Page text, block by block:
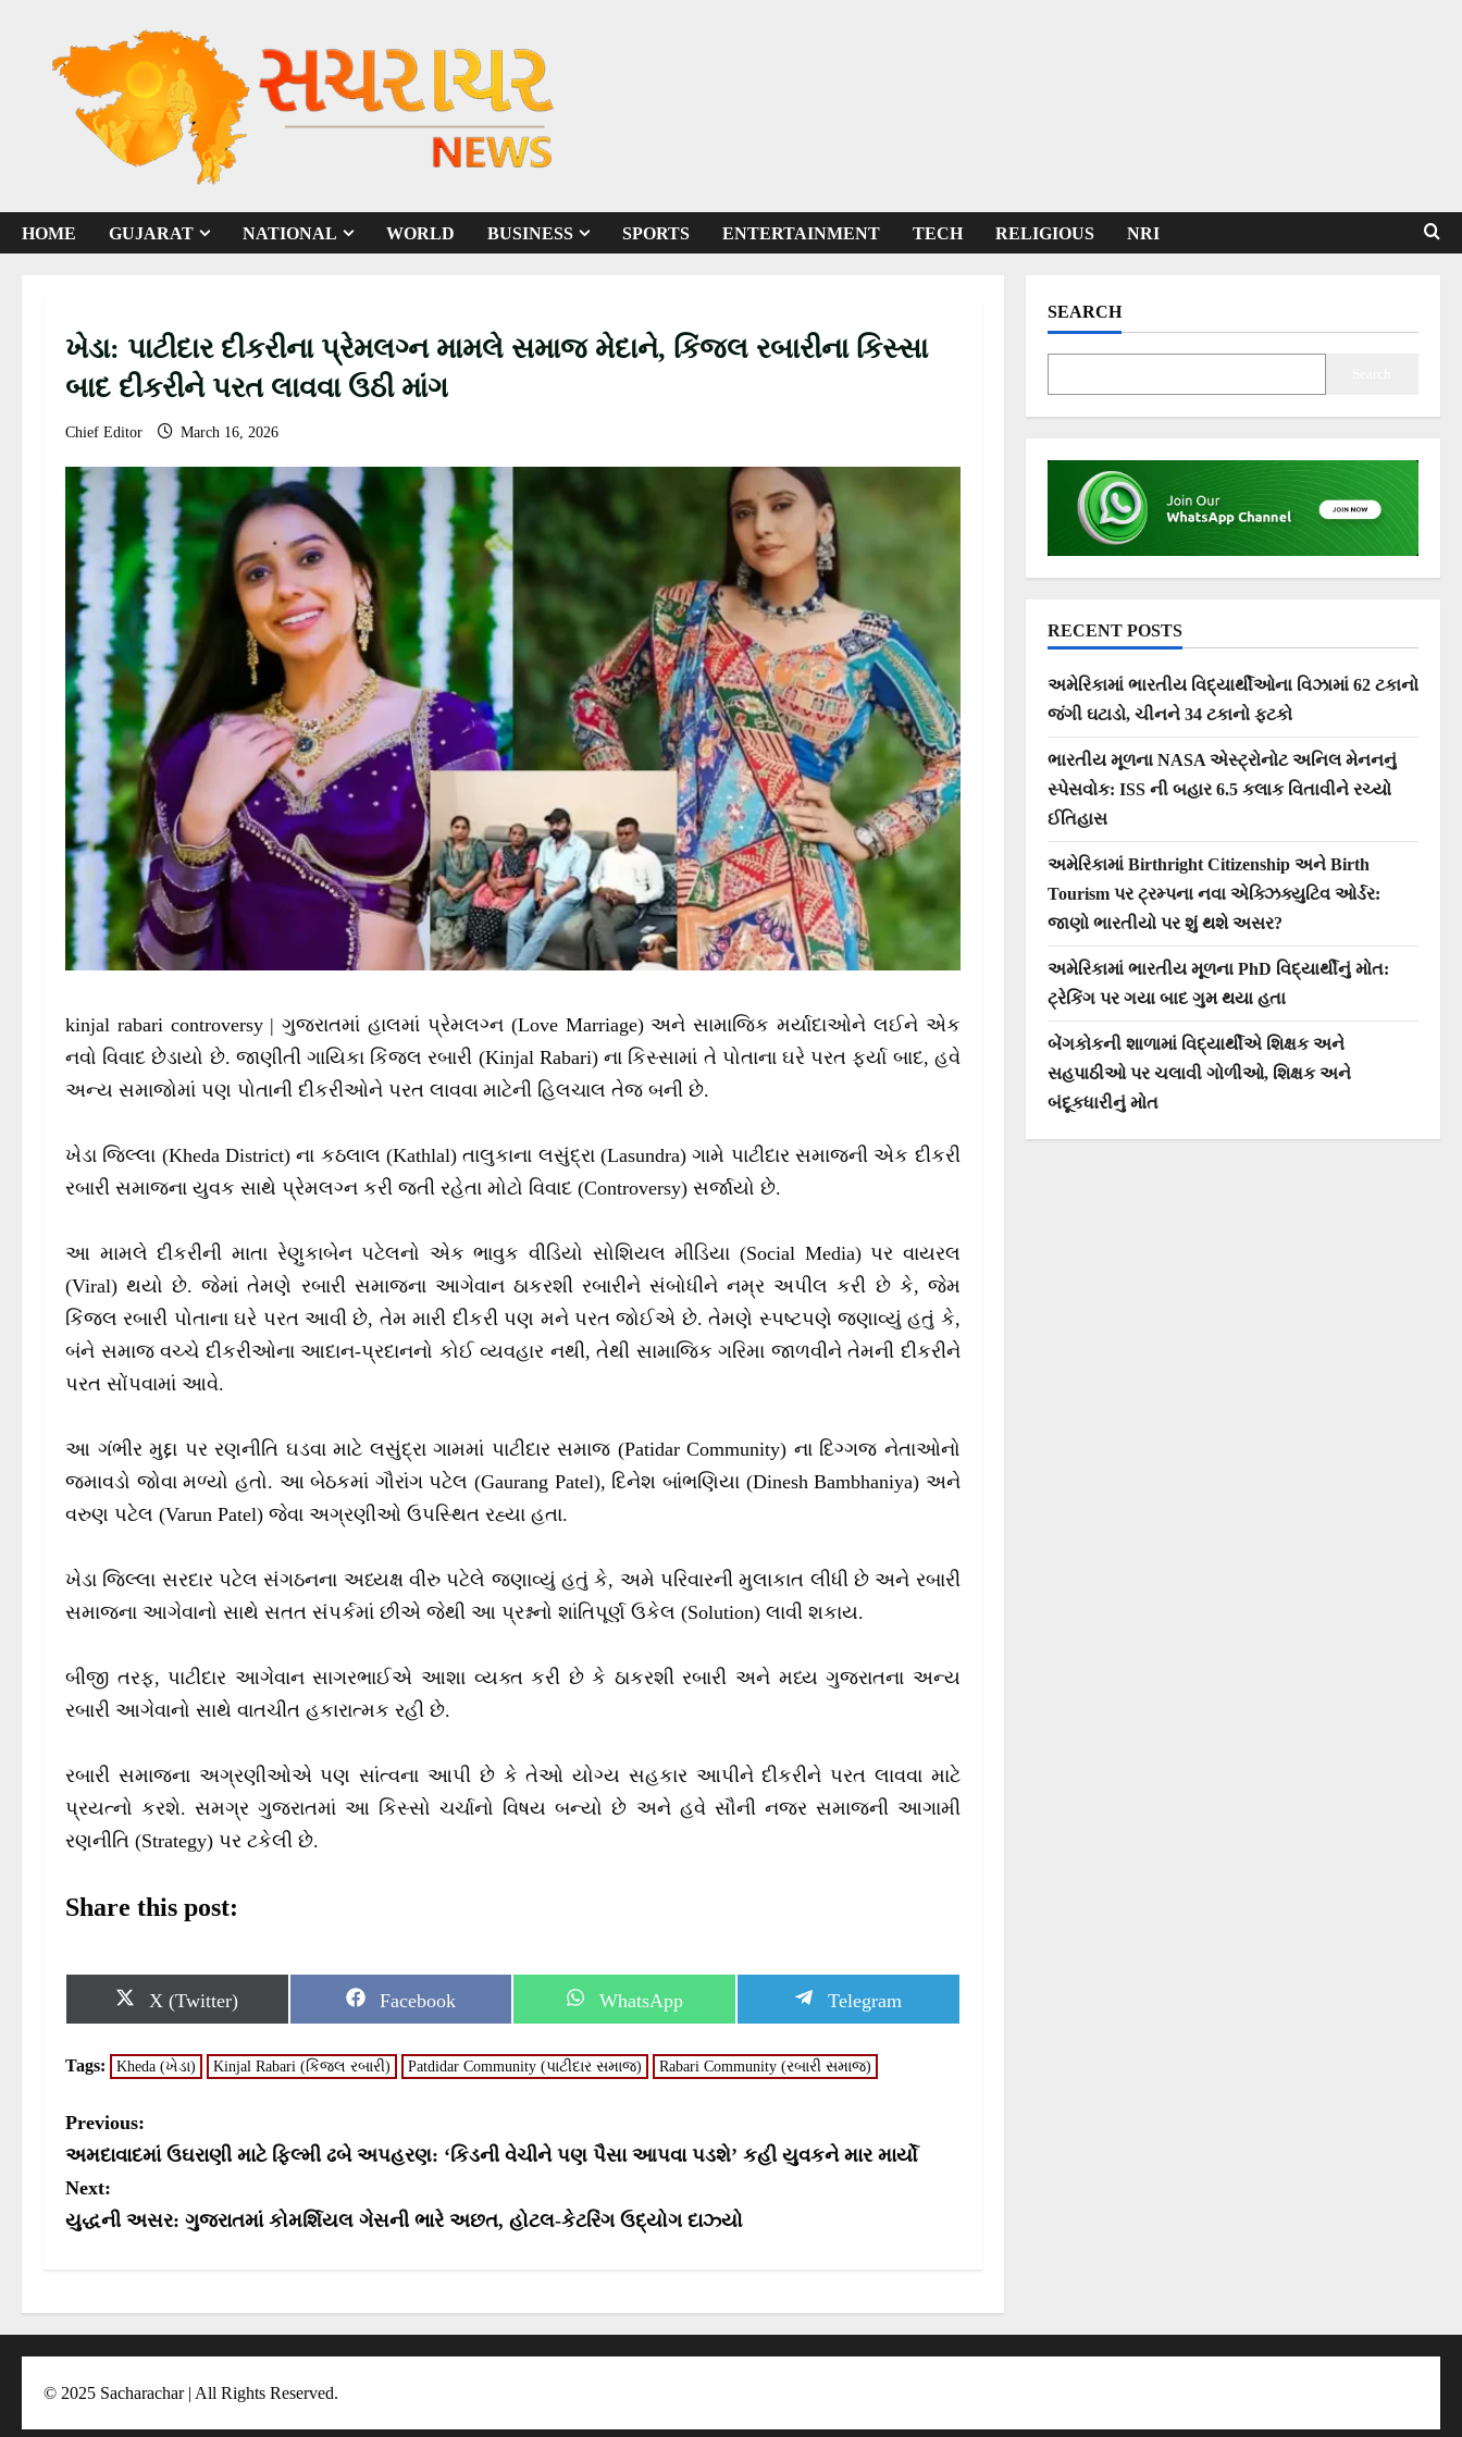
HOME GUJARAT NATIONAL WORLD BUSINESS SPORTS ENTERTAINMENT TECH RELIGIOUS NRI
ખેડા: પાટીદાર દીકરીના પ્રેમલગ્ન મામલે સમાજ મેદાને, કિંજલ રબારીના કિસ્સા
બાદ દીકરીને પરત લાવવા ઉઠી માંગ
Chief Editor March 16, 2026
kinjal rabari controversy | ગુજરાતમાં હાલમાં પ્રેમલગ્ન (Love Marriage) અને સામાજિક મર્યાદાઓને લઈને એક
નવો વિવાદ છેડાયો છે. જાણીતી ગાયિકા કિંજલ રબારી (Kinjal Rabari) ના કિસ્સામાં તે પોતાના ઘરે પરત ફર્યા બાદ, હવે
અન્ય સમાજોમાં પણ પોતાની દીકરીઓને પરત લાવવા માટેની હિલચાલ તેજ બની છે.
ખેડા જિલ્લા (Kheda District) ના કઠલાલ (Kathlal) તાલુકાના લસુંદ્રા (Lasundra) ગામે પાટીદાર સમાજની એક દીકરી
રબારી સમાજના યુવક સાથે પ્રેમલગ્ન કરી જતી રહેતા મોટો વિવાદ (Controversy) સર્જાયો છે.
આ મામલે દીકરીની માતા રેણુકાબેન પટેલનો એક ભાવુક વીડિયો સોશિયલ મીડિયા (Social Media) પર વાયરલ
(Viral) થયો છે. જેમાં તેમણે રબારી સમાજના આગેવાન ઠાકરશી રબારીને સંબોધીને નમ્ર અપીલ કરી છે કે, જેમ
કિંજલ રબારી પોતાના ઘરે પરત આવી છે, તેમ મારી દીકરી પણ મને પરત જોઈએ છે. તેમણે સ્પષ્ટપણે જણાવ્યું હતું કે,
બંને સમાજ વચ્ચે દીકરીઓના આદાન-પ્રદાનનો કોઈ વ્યવહાર નથી, તેથી સામાજિક ગરિમા જાળવીને તેમની દીકરીને
પરત સોંપવામાં આવે.
આ ગંભીર મુદ્દા પર રણનીતિ ઘડવા માટે લસુંદ્રા ગામમાં પાટીદાર સમાજ (Patidar Community) ના દિગ્ગજ નેતાઓનો
જમાવડો જોવા મળ્યો હતો. આ બેઠકમાં ગૌરાંગ પટેલ (Gaurang Patel), દિનેશ બાંભણિયા (Dinesh Bambhaniya) અને
વરુણ પટેલ (Varun Patel) જેવા અગ્રણીઓ ઉપસ્થિત રહ્યા હતા.
ખેડા જિલ્લા સરદાર પટેલ સંગઠનના અધ્યક્ષ વીરુ પટેલે જણાવ્યું હતું કે, અમે પરિવારની મુલાકાત લીધી છે અને રબારી
સમાજના આગેવાનો સાથે સતત સંપર્કમાં છીએ જેથી આ પ્રશ્નનો શાંતિપૂર્ણ ઉકેલ (Solution) લાવી શકાય.
બીજી તરફ, પાટીદાર આગેવાન સાગરભાઈએ આશા વ્યક્ત કરી છે કે ઠાકરશી રબારી અને મધ્ય ગુજરાતના અન્ય
રબારી આગેવાનો સાથે વાતચીત હકારાત્મક રહી છે.
રબારી સમાજના અગ્રણીઓએ પણ સાંત્વના આપી છે કે તેઓ યોગ્ય સહકાર આપીને દીકરીને પરત લાવવા માટે
પ્રયત્નો કરશે. સમગ્ર ગુજરાતમાં આ કિસ્સો ચર્ચાનો વિષય બન્યો છે અને હવે સૌની નજર સમાજની આગામી
રણનીતિ (Strategy) પર ટકેલી છે.
Share this post:
S
r
e
X (Twitter)
S
r
e
Facebook
S
r
e
WhatsApp
S
r
e
Telegram
Tags: Kheda (ખેડા) Kinjal Rabari (કિંજલ રબારી) Patdidar Community (પાટીદાર સમાજ) Rabari Community (રબારી સમાજ)
P
o
s
t
v
g
Previous:
અમદાવાદમાં ઉઘરાણી માટે ફિલ્મી ઢબે અપહરણ: ‘કિડની વેચીને પણ પૈસા આપવા પડશે’ કહી યુવકને માર માર્યો
Next:
યુદ્ધની અસર: ગુજરાતમાં કોમર્શિયલ ગેસની ભારે અછત, હોટલ-કેટરિંગ ઉદ્યોગ દાઝ્યો
SEARCH
RECENT POSTS
અમેરિકામાં ભારતીય વિદ્યાર્થીઓના વિઝામાં 62 ટકાનો
જંગી ઘટાડો, ચીનને 34 ટકાનો ફટકો
ભારતીય મૂળના NASA એસ્ટ્રોનોટ અનિલ મેનનનું
સ્પેસવોક: ISS ની બહાર 6.5 કલાક વિતાવીને રચ્યો
ઈતિહાસ
અમેરિકામાં Birthright Citizenship અને Birth
Tourism પર ટ્રમ્પના નવા એક્ઝિક્યુટિવ ઓર્ડર:
જાણો ભારતીયો પર શું થશે અસર?
અમેરિકામાં ભારતીય મૂળના PhD વિદ્યાર્થીનું મોત:
ટ્રેકિંગ પર ગયા બાદ ગુમ થયા હતા
બેંગકોકની શાળામાં વિદ્યાર્થીએ શિક્ષક અને
સહપાઠીઓ પર ચલાવી ગોળીઓ, શિક્ષક અને
બંદૂકધારીનું મોત
© 2025 Sacharachar | All Rights Reserved.